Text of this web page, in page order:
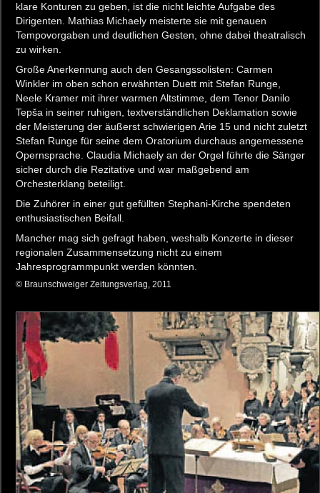
klare Konturen zu geben, ist die nicht leichte Aufgabe des
Dirigenten. Mathias Michaely meisterte sie mit genauen
Tempovorgaben und deutlichen Gesten, ohne dabei theatralisch
zu wirken.
Große Anerkennung auch den Gesangssolisten: Carmen
Winkler im oben schon erwähnten Duett mit Stefan Runge,
Neele Kramer mit ihrer warmen Altstimme, dem Tenor Danilo
Tepša in seiner ruhigen, textverständlichen Deklamation sowie
der Meisterung der äußerst schwierigen Arie 15 und nicht zuletzt
Stefan Runge für seine dem Oratorium durchaus angemessene
Opernsprache. Claudia Michaely an der Orgel führte die Sänger
sicher durch die Rezitative und war maßgebend am
Orchesterklang beteiligt.
Die Zuhörer in einer gut gefüllten Stephani-Kirche spendeten
enthusiastischen Beifall.
Mancher mag sich gefragt haben, weshalb Konzerte in dieser
regionalen Zusammensetzung nicht zu einem
Jahresprogrammpunkt werden könnten.
© Braunschweiger Zeitungsverlag, 2011